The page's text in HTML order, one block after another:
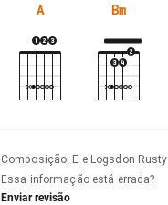
A Bm
Composição: E e Logsdon Rusty
Essa informação está errada?
Enviar revisão